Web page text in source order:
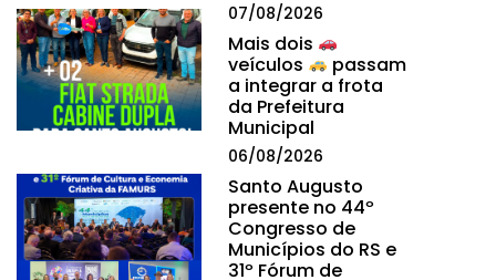
07/08/2026
Mais dois
veículos
passam
a integrar a frota
da Prefeitura
Municipal
06/08/2026
Santo Augusto
presente no 44º
Congresso de
Municípios do RS e
31º Fórum de